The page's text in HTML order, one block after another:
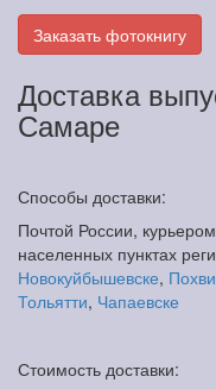
Заказать фотокнигу
Доставка
Самаре
Способы доставки:
Почтой России,
населенных пунктах
Новокуйбышевске,
Тольятти, Чапаевске
Стоимость доставки: